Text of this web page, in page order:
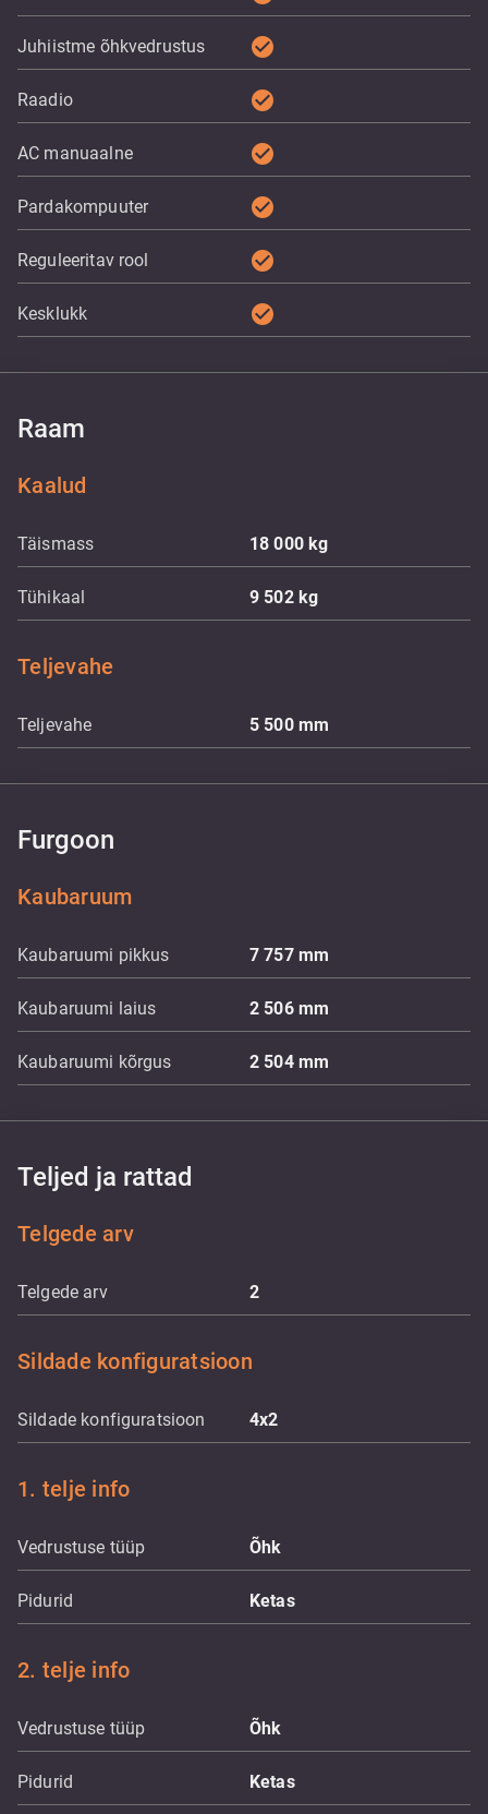
Juhiistme õhkvedrustus check_circle
Raadio check_circle
AC manuaalne check_circle
Pardakompuuter check_circle
Reguleeritav rool check_circle
Kesklukk check_circle
Raam
Kaalud
Täismass 18 000kg
Tühikaal 9 502 kg
Teljevahe
Teljevahe 5 500 mm
Furgoon
Kaubaruum
Kaubaruumi pikkus 7 757 mm
Kaubaruumi laius 2 506 mm
Kaubaruumi kõrgus 2 504 mm
Teljed ja rattad
Telgede arv
Telgede arv 2
Sildade konfiguratsioon
Sildade konfiguratsioon 4x2
1. telje info
Vedrustuse tüüp Õhk
Pidurid Ketas
2. telje info
Vedrustuse tüüp Õhk
Pidurid Ketas